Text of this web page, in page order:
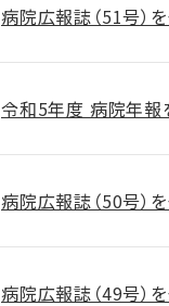
病院広報誌（51号）
令和5年度 病院年報
病院広報誌（50号）
病院広報誌（49号）